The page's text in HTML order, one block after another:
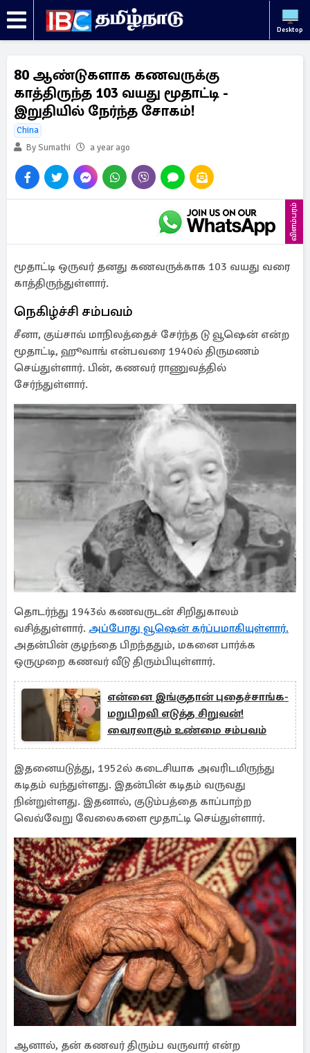
Desktop
80 ஆண்டுகளாக கணவருக்கு
காத்திருந்த 103 வயது மூதாட்டி -
இறுதியில் நேர்ந்த சோகம்!
China
By Sumathi
a year ago
விளம்பரம்
மூதாட்டி ஒருவர் தனது கணவருக்காக 103 வயது வரை
காத்திருந்துள்ளார்.
நெகிழ்ச்சி சம்பவம்
சீனா, குய்சாவ் மாநிலத்தைச் சேர்ந்த டு வூஷென் என்ற
மூதாட்டி, ஹூவாங் என்பவரை 1940ல் திருமணம்
செய்துள்ளார். பின், கணவர் ராணுவத்தில்
சேர்ந்துள்ளார்.
தொடர்ந்து 1943ல் கணவருடன் சிறிதுகாலம்
வசித்துள்ளார். அப்போது வூஷென் கர்ப்பமாகியுள்ளார்.
அதன்பின் குழந்தை பிறந்ததும், மகனை பார்க்க
ஒருமுறை கணவர் வீடு திரும்பியுள்ளார்.
என்னை இங்குதான் புதைச்சாங்க-
மறுபிறவி எடுத்த சிறுவன்!
வைரலாகும் உண்மை சம்பவம்
இதனையடுத்து, 1952ல் கடைசியாக அவரிடமிருந்து
கடிதம் வந்துள்ளது. இதன்பின் கடிதம் வருவது
நின்றுள்ளது. இதனால், குடும்பத்தை காப்பாற்ற
வெவ்வேறு வேலைகளை மூதாட்டி செய்துள்ளார்.
ஆனால், தன் கணவர் திரும்ப வருவார் என்ற